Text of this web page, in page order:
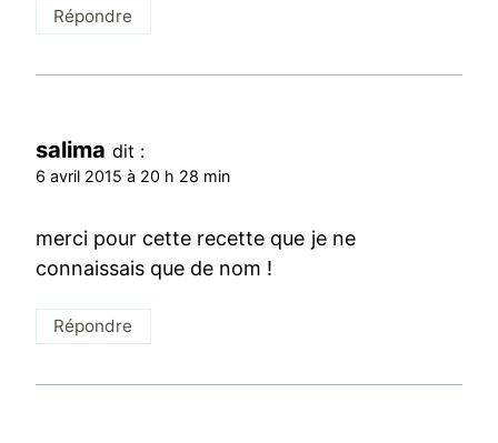
Répondre
salima dit :
6 avril 2015 à 20 h 28 min
merci pour cette recette que je ne
connaissais que de nom !
Répondre